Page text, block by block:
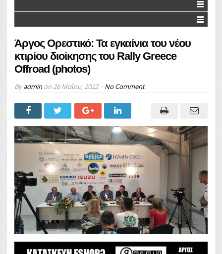
Άργος Ορεστικό: Τα εγκαίνια του νέου
κτιρίου διοίκησης του Rally Greece
Offroad (photos)
Byadminon 26 Μαΐου, 2022 No Comment